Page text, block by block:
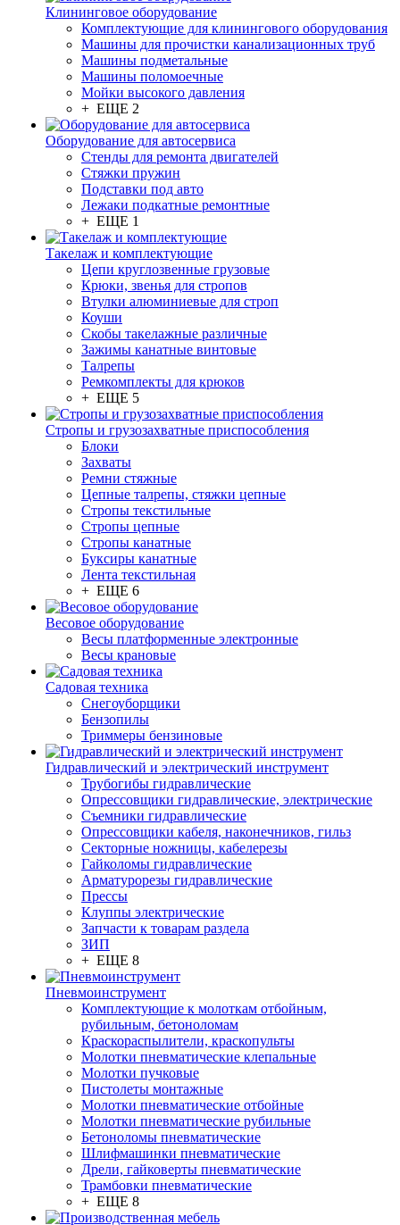
Клининговое оборудование
Комплектующие для клинингового оборудования
Машины для прочистки канализационных труб
Машины подметальные
Машины поломоечные
Мойки высокого давления
+ ЕЩЕ 2
Оборудование для автосервиса
Стенды для ремонта двигателей
Стяжки пружин
Подставки под авто
Лежаки подкатные ремонтные
+ ЕЩЕ 1
Такелаж и комплектующие
Цепи круглозвенные грузовые
Крюки, звенья для стропов
Втулки алюминиевые для строп
Коуши
Скобы такелажные различные
Зажимы канатные винтовые
Талрепы
Ремкомплекты для крюков
+ ЕЩЕ 5
Стропы и грузозахватные приспособления
Блоки
Захваты
Ремни стяжные
Цепные талрепы, стяжки цепные
Стропы текстильные
Стропы цепные
Стропы канатные
Буксиры канатные
Лента текстильная
+ ЕЩЕ 6
Весовое оборудование
Весы платформенные электронные
Весы крановые
Садовая техника
Снегоуборщики
Бензопилы
Триммеры бензиновые
Гидравлический и электрический инструмент
Трубогибы гидравлические
Опрессовщики гидравлические, электрические
Съемники гидравлические
Опрессовщики кабеля, наконечников, гильз
Секторные ножницы, кабелерезы
Гайколомы гидравлические
Арматурорезы гидравлические
Прессы
Клуппы электрические
Запчасти к товарам раздела
ЗИП
+ ЕЩЕ 8
Пневмоинструмент
Комплектующие к молоткам отбойным,
рубильным, бетоноломам
Краскораспылители, краскопульты
Молотки пневматические клепальные
Молотки пучковые
Пистолеты монтажные
Молотки пневматические отбойные
Молотки пневматические рубильные
Бетоноломы пневматические
Шлифмашинки пневматические
Дрели, гайковерты пневматические
Трамбовки пневматические
+ ЕЩЕ 8